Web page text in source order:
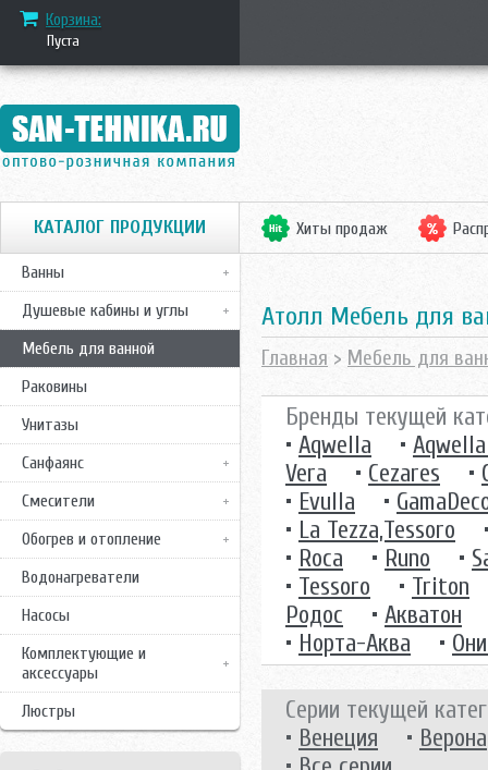
Корзина:
Пуста
КАТАЛОГ ПРОДУКЦИИ
Ванны
Душевые кабины и углы
Мебель для ванной
Раковины
Унитазы
Санфаянс
Смесители
Обогрев и отопление
Водонагреватели
Насосы
Комплектующие и
аксессуары
Люстры
Хиты продаж
Атолл Мебель для
Главная > Мебель для
Бренды текущей
• Aqwella •
Vera
• Cezares •
• Evulla •
• La Tezza,Tessoro
• Roca • Runo •
• Tessoro • Triton
Родос
• Акватон
• Норта-Аква •
Серии текущей
• Венеция • Верона